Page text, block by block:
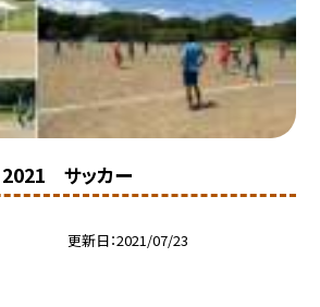
2021 サッカー
更新日 2021/07/23